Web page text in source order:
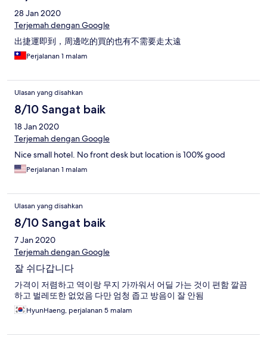
28 Jan 2020
Terjemah dengan Google
出捷運即到，周邊吃的買的也有不需要走太遠
Perjalanan 1 malam
Ulasan yang disahkan
8/10 Sangat baik
18 Jan 2020
Terjemah dengan Google
Nice small hotel. No front desk but location is 100% good
Perjalanan 1 malam
Ulasan yang disahkan
8/10 Sangat baik
7 Jan 2020
Terjemah dengan Google
잘 쉬다갑니다
가격이 저렴하고 역이랑 무지 가까워서 어딜 가는 것이 편함 깔끔
하고 벌레또한 없었음 다만 엄청 좁고 방음이 잘 안됨
HyunHaeng, perjalanan 5 malam